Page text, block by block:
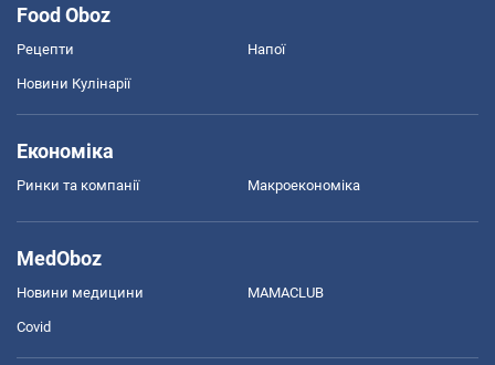
Food Oboz
Рецепти Напої
Новини Кулінарії
Економіка
Ринки та компанії Макроекономіка
MedOboz
Новини медицини MAMACLUB
Covid